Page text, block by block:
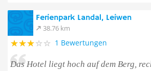
Ferienpark Landal, Leiwen
38.76 km
1 Bewertungen
Das Hotel liegt hoch auf dem Berg,